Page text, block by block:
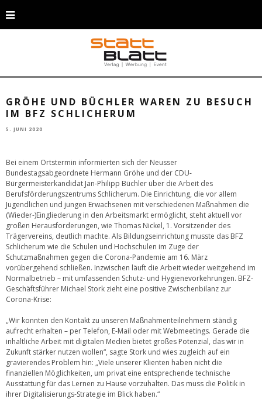
Einblick in die Arbeit des Berufsförderungszentrums Schlicherum, hier beim
Gabelstapler-Training (v. l.): Herbert Bremer (Trägerverein BFZ
Schlicherum), Bürgermeister-Kandidat Jan-Philipp Büchler,
Maßnahmenteilnehmer Adam Manfred Wolters, MdB Hermann Gröhe,
Ausbilder Detlef Just, Geschäftsführer Michael Stork und Thomas Nickel
(Trägerverein BFZ Schlicherum). © BFZ Schlicherum
GRÖHE UND BÜCHLER WAREN ZU BESUCH
IM BFZ SCHLICHERUM
5. JUNI 2020
Bei einem Ortstermin informierten sich der Neusser
Bundestagsabgeordnete Hermann Gröhe und der CDU-
Bürgermeisterkandidat Jan-Philipp Büchler über die Arbeit des
Berufsförderungszentrums Schlicherum. Die Einrichtung, die vor allem
Jugendlichen und jungen Erwachsenen mit verschiedenen Maßnahmen die
(Wieder-)Eingliederung in den Arbeitsmarkt ermöglicht, steht aktuell vor
großen Herausforderungen, wie Thomas Nickel, 1. Vorsitzender des
Trägervereins, deutlich machte. Als Bildungseinrichtung musste das BFZ
Schlicherum wie die Schulen und Hochschulen im Zuge der
Schutzmaßnahmen gegen die Corona-Pandemie am 16. März
vorübergehend schließen. Inzwischen läuft die Arbeit wieder weitgehend im
Normalbetrieb – mit umfassenden Schutz- und Hygienevorkehrungen. BFZ-
Geschäftsführer Michael Stork zieht eine positive Zwischenbilanz zur
Corona-Krise:
„Wir konnten den Kontakt zu unseren Maßnahmenteilnehmern ständig
aufrecht erhalten – per Telefon, E-Mail oder mit Webmeetings. Gerade die
inhaltliche Arbeit mit digitalen Medien bietet großes Potenzial, das wir in
Zukunft stärker nutzen wollen“, sagte Stork und wies zugleich auf ein
gravierendes Problem hin: „Viele unserer Klienten haben nicht die
finanziellen Möglichkeiten, um privat eine entsprechende technische
Ausstattung für das Lernen zu Hause vorzuhalten. Das muss die Politik in
ihrer Digitalisierungs-Strategie im Blick haben.“